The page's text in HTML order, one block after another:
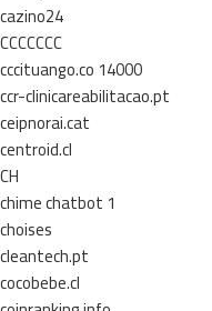
cazino24
CCCCCCC
cccituango.co 14000
ccr-clinicareabilitacao.pt
ceipnorai.cat
centroid.cl
CH
chime chatbot 1
choises
cleantech.pt
cocobebe.cl